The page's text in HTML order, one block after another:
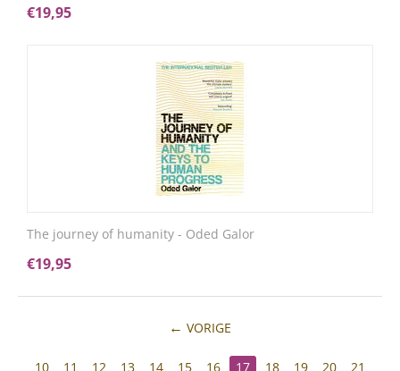
€19,95
The journey of humanity - Oded Galor
€19,95
VORIGE
10 11 12 13 14 15 16 17 18 19 20 21